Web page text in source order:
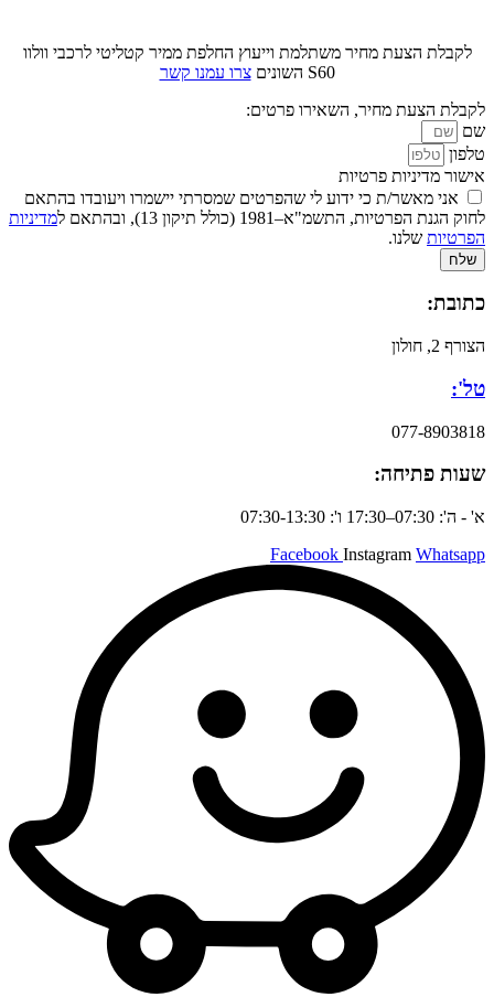
לקבלת הצעת מחיר משתלמת וייעוץ החלפת ממיר קטליטי לרכבי וולוו
S60 השונים
צרו עמנו קשר
לקבלת הצעת מחיר, השאירו פרטים:
שם
טלפון
אישור מדיניות פרטיות
אני מאשר/ת כי ידוע לי שהפרטים שמסרתי יישמרו ויעובדו בהתאם
לחוק הגנת הפרטיות, התשמ"א–1981 (כולל תיקון 13), ובהתאם ל
מדיניות
הפרטיות שלנו.
שלח
כתובת:
הצורף 2, חולון
טל':
077-8903818
שעות פתיחה:
א' - ה': 07:30–17:30 ו': 07:30-13:30
Facebook Instagram Whatsapp